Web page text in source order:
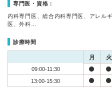
専門医・資格：
内科専門医、総合内科専門医、アレル
医、外科…
診療時間
月 火
09:00-11:30
13:00-15:30